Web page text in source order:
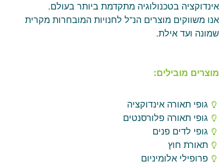
אינדוקציה בטכנולוגיה מתקדמת ביותר בעולם.
אנו משווקים מוצרים הנ”ל לחנויות המובחרות מקרית
שמונה ועד אילת.
מוצרים מובילים:
גופי תאורה אינדוקציה
גופי תאורה פלורסנטים
גופי לדים פנים
תאורת חוץ
פרופילי אלומיניום